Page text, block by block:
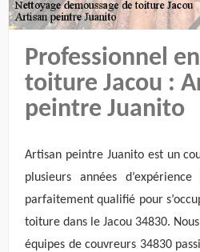
Professionnel
toiture Jacou :
peintre Juanito
Artisan peintre Juanito est un
plusieurs années
parfaitement qualifié pour
toiture dans le Jacou 34830.
équipes de couvreurs 34830